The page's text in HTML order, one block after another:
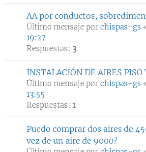
AA por conductos,
Último mensaje por chispas-gs
19:27
Respuestas: 3
INSTALACIÓN DE AIRES PISO
Último mensaje por chispas-gs
13:55
Respuestas: 1
Puedo comprar dos aires de
vez de un aire de 9000?